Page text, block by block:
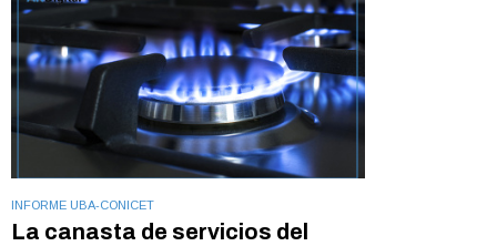
INFORME UBA-CONICET
La canasta de servicios del